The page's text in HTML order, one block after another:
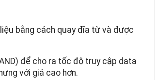
bằng cách quay đĩa từ và được
để cho ra tốc độ truy cập data
với giá cao hơn.